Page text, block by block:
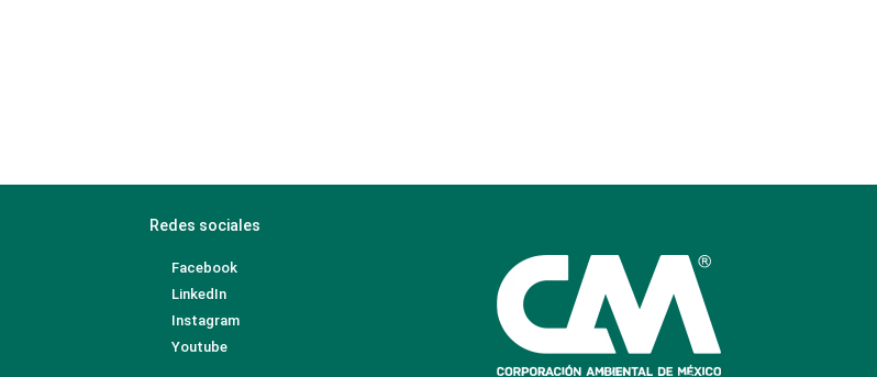
Redes sociales
Facebook
LinkedIn
Instagram
Youtube